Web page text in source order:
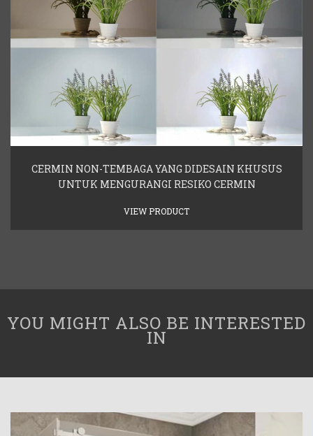
CERMIN NON-TEMBAGA YANG DIDESAIN KHUSUS
UNTUK MENGURANGI RESIKO CERMIN
VIEW PRODUCT
YOU MIGHT ALSO BE INTERESTED
IN